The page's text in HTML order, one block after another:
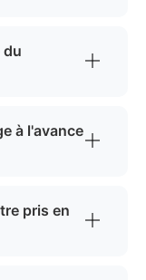
du
à l'avance
pris en